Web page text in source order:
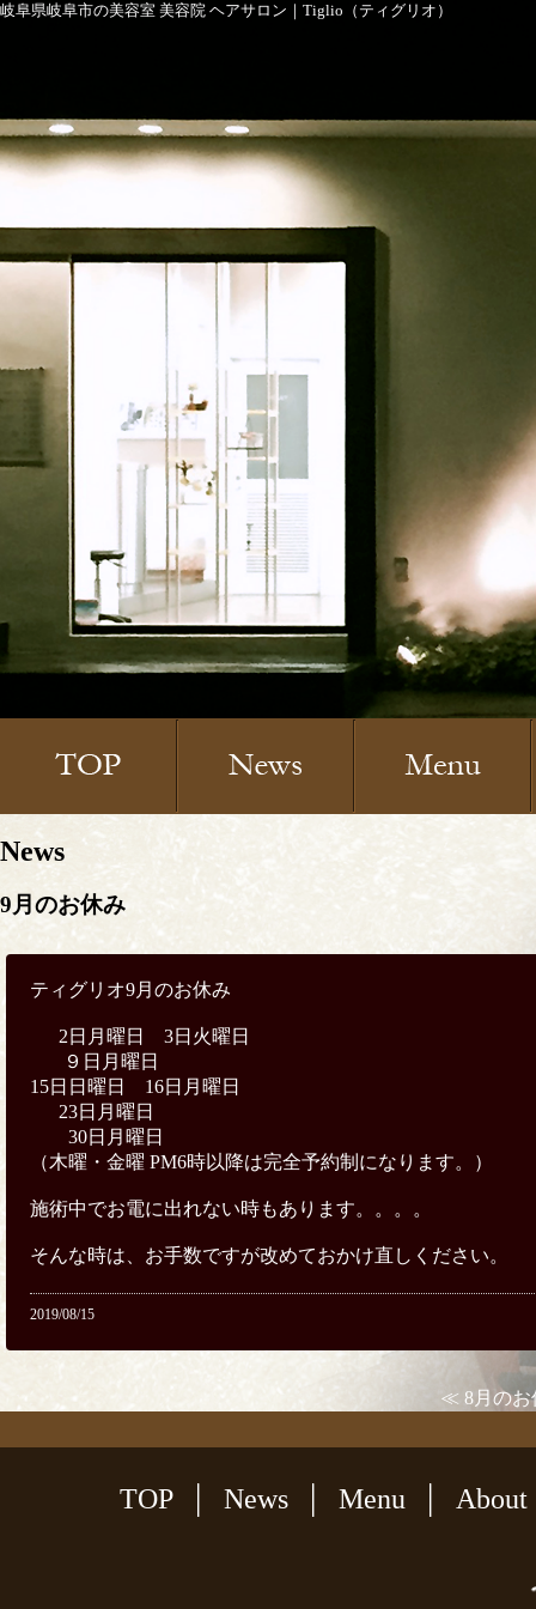
岐阜県岐阜市の美容室 美容院 ヘアサロン｜Tiglio（ティグリオ）
News
9月のお休み
ティグリオ9月のお休み
2日月曜日 3日火曜日
９日月曜日
15日日曜日 16日月曜日
23日月曜日
30日月曜日
（木曜・金曜 PM6時以降は完全予約制になります。）
施術中でお電に出れない時もあります。。。。
そんな時は、お手数ですが改めておかけ直しください。
2019/08/15
≪ 8月のお
TOP News Menu About